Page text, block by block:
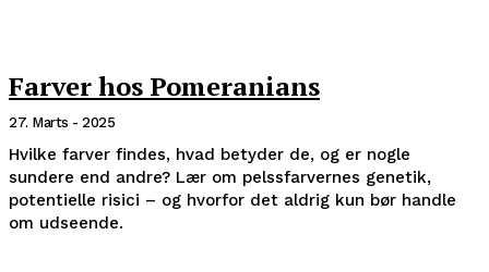
Farver hos Pomeranians
27. Marts - 2025
Hvilke farver findes, hvad betyder de, og er nogle
sundere end andre? Lær om pelssfarvernes genetik,
potentielle risici – og hvorfor det aldrig kun bør handle
om udseende.